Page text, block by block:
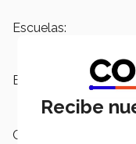
Escuelas:
Etiquetas:
Categoría:
Recibe